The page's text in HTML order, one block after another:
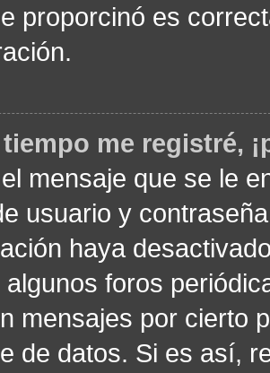
proporcinó es
me registré,
mensaje que se le
usuario y
haya
algunos foros
mensajes por cierto
de datos. Si es así,